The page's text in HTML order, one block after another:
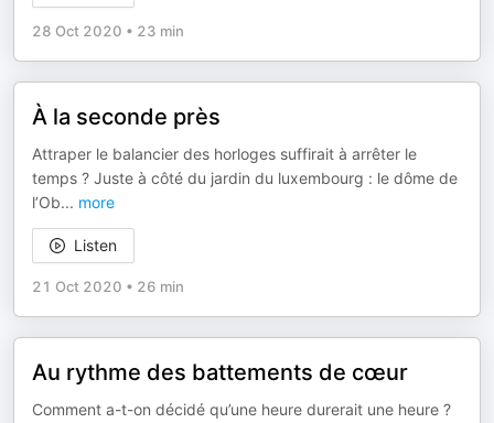
28 Oct 2020 • 23 min
À la seconde près
Attraper le balancier des horloges suffirait à arrêter le
temps ? Juste à côté du jardin du luxembourg : le dôme de
l’Ob... more
Listen
21 Oct 2020 • 26 min
Au rythme des battements de cœur
Comment a-t-on décidé qu’une heure durerait une heure ?